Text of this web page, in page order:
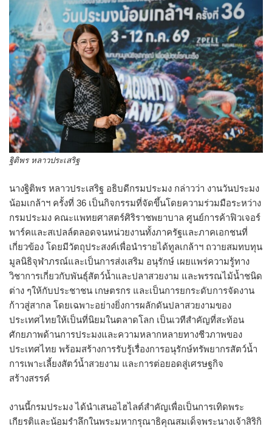
ฐิติพร หลาวประเสริฐ
นางฐิติพร หลาวประเสริฐ อธิบดีกรมประมง กล่าวว่า งานวันประมง
น้อมเกล้าฯ ครั้งที่ 36 เป็นกิจกรรมที่จัดขึ้นโดยความร่วมมือระหว่าง
กรมประมง คณะแพทยศาสตร์ศิริราชพยาบาล ศูนย์การค้าฟิวเจอร์
พาร์คและสเปลล์ตลอดจนหน่วยงานทั้งภาครัฐและภาคเอกชนที่
เกี่ยวข้อง โดยมีวัตถุประสงค์เพื่อนำรายได้ทูลเกล้าฯ ถวายสมทบทุน
มูลนิธิจุฬาภรณ์และเป็นการส่งเสริม อนุรักษ์ เผยแพร่ความรู้ทาง
วิชาการเกี่ยวกับพันธุ์สัตว์น้ำและปลาสวยงาม และพรรณไม้น้ำชนิด
ต่าง ๆให้กับประชาชน เกษตรกร และเป็นการยกระดับการจัดงาน
ก้าวสู่สากล โดยเฉพาะอย่างยิ่งการผลักดันปลาสวยงามของ
ประเทศไทยให้เป็นที่นิยมในตลาดโลก เป็นเวทีสำคัญที่สะท้อน
ศักยภาพด้านการประมงและความหลากหลายทางชีวภาพของ
ประเทศไทย พร้อมสร้างการรับรู้เรื่องการอนุรักษ์ทรัพยากรสัตว์น้ำ
การเพาะเลี้ยงสัตว์น้ำสวยงาม และการต่อยอดสู่เศรษฐกิจ
สร้างสรรค์
งานนี้กรมประมง ได้นำเสนอไฮไลต์สำคัญเพื่อเป็นการเทิดพระ
เกียรติและน้อมรำลึกในพระมหากรุณาธิคุณสมเด็จพระนางเจ้าสิริกิ